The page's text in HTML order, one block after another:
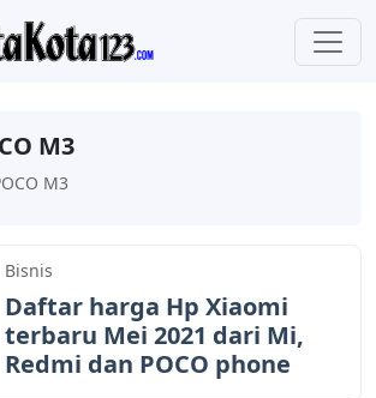
M3
M3
Bisnis
Daftar harga Hp Xiaomi
terbaru Mei 2021 dari Mi,
Redmi dan POCO phone